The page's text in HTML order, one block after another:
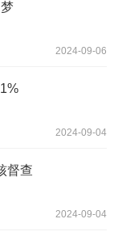
2024-09-06
2024-09-04
督查
2024-09-04